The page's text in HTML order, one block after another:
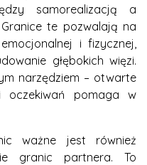
samorealizacją a
te pozwalają na
i fizycznej,
głębokich więzi.
narzędziem – otwarte
oczekiwań pomaga w
ważne jest również
granic partnera. To